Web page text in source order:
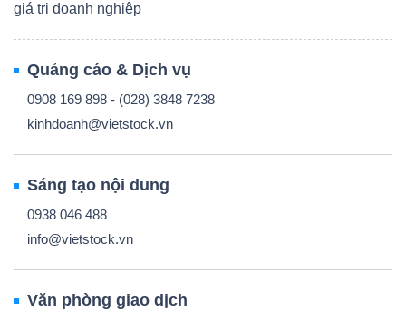
giá trị doanh nghiệp
Quảng cáo & Dịch vụ
0908 169 898 - (028) 3848 7238
kinhdoanh@vietstock.vn
Sáng tạo nội dung
0938 046 488
info@vietstock.vn
Văn phòng giao dịch